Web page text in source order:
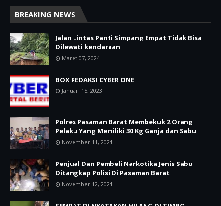
BREAKING NEWS
Jalan Lintas Panti Simpang Empat Tidak Bisa
Dilewati kendaraan
Maret 07, 2024
BOX REDAKSI CYBER ONE
Januari 15, 2023
Polres Pasaman Barat Membekuk 2 Orang
Pelaku Yang Memiliki 30 Kg Ganja dan Sabu
November 11, 2024
Penjual Dan Pembeli Narkotika Jenis Sabu
Ditangkap Polisi Di Pasaman Barat
November 12, 2024